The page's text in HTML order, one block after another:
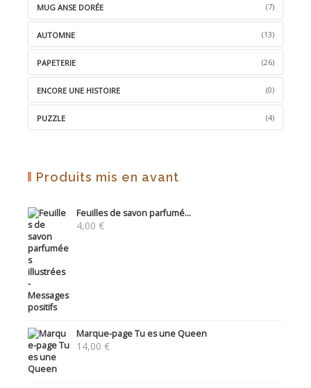
MUG ANSE DORÉE (7)
AUTOMNE (13)
PAPETERIE (26)
ENCORE UNE HISTOIRE (0)
PUZZLE (4)
Produits mis en avant
Feuilles de savon parfumé...
4,00 €
Marque-page Tu es une Queen
14,00 €